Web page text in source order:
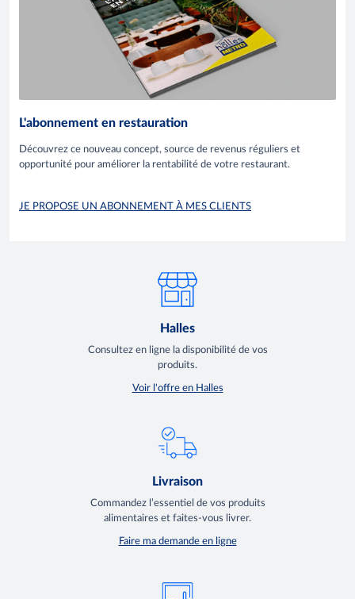
L'abonnement en restauration
Découvrez ce nouveau concept, source de revenus réguliers et
opportunité pour améliorer la rentabilité de votre restaurant.
JE PROPOSE UN ABONNEMENT À MES CLIENTS
Halles
Consultez en ligne la disponibilité de vos
produits.
Voir l'offre en Halles
Livraison
Commandez l’essentiel de vos produits
alimentaires et faites-vous livrer.
Faire ma demande en ligne